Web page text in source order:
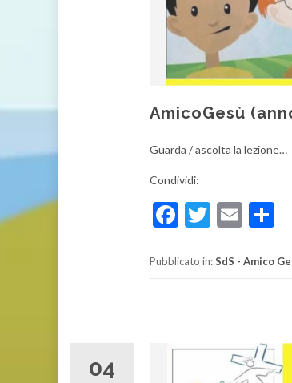
AmicoGesù
Guarda / ascolta la lezione…
Condividi:
Facebook
Twitter
Email
Pubblicato in:SdS - Amico
04